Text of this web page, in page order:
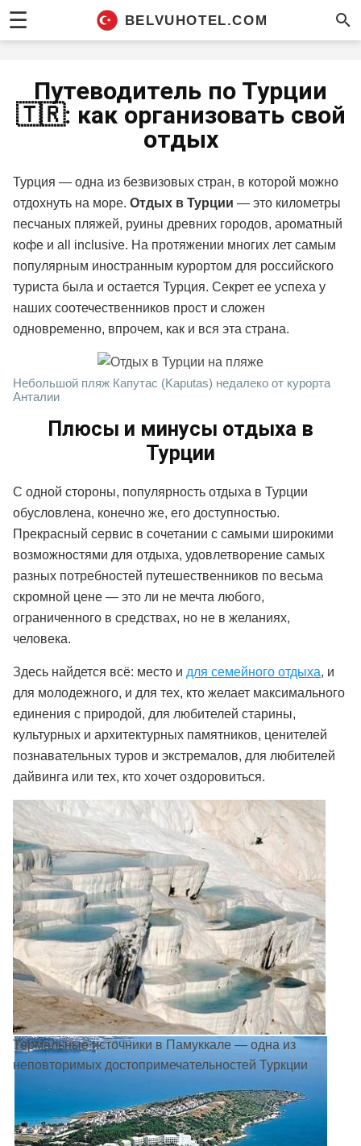
☰ BELVUHOTEL.COM
Путеводитель по Турции
🇹🇷: как организовать свой
отдых
Турция — одна из безвизовых стран, в которой можно
отдохнуть на море. Отдых в Турции — это километры
песчаных пляжей, руины древних городов, ароматный
кофе и all inclusive. На протяжении многих лет самым
популярным иностранным курортом для российского
туриста была и остается Турция. Секрет ее успеха у
наших соотечественников прост и сложен
одновременно, впрочем, как и вся эта страна.
Небольшой пляж Капутас (Kaputas) недалеко от курорта
Анталии
Плюсы и минусы отдыха в
Турции
С одной стороны, популярность отдыха в Турции
обусловлена, конечно же, его доступностью.
Прекрасный сервис в сочетании с самыми широкими
возможностями для отдыха, удовлетворение самых
разных потребностей путешественников по весьма
скромной цене — это ли не мечта любого,
ограниченного в средствах, но не в желаниях,
человека.
Здесь найдется всё: место и для семейного отдыха, и
для молодежного, и для тех, кто желает максимального
единения с природой, для любителей старины,
культурных и архитектурных памятников, ценителей
познавательных туров и экстремалов, для любителей
дайвинга или тех, кто хочет оздоровиться.
Термальные источники в Памуккале — одна из
неповторимых достопримечательностей Туркции